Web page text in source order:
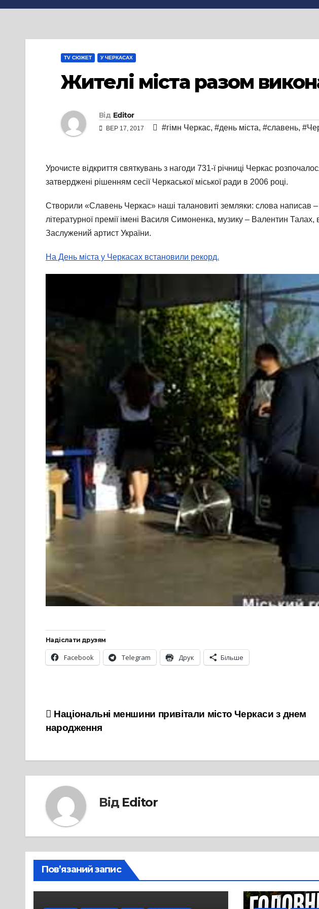
TV СЮЖЕТ У ЧЕРКАСАХ
Жителі міста разом
Від Editor
ВЕР 17, 2017 #гімн Черкас, #день міста, #славень,
Урочисте відкриття святкувань з нагоди 731-ї річниці Черкас
затверджені рішенням сесії Черкаської міської ради в 2006 році.
Створили «Славень Черкас» наші талановиті земляки: слова написав
літературної премії імені Василя Симоненка, музику – Валентин
Заслужений артист України.
На День міста у Черкасах встановили рекорд.
Надіслати друзям
Facebook Telegram Друк Більше
Навігація
записів
Національні меншини привітали місто Черкаси з днем
народження
Від Editor
Пов’язаний запис